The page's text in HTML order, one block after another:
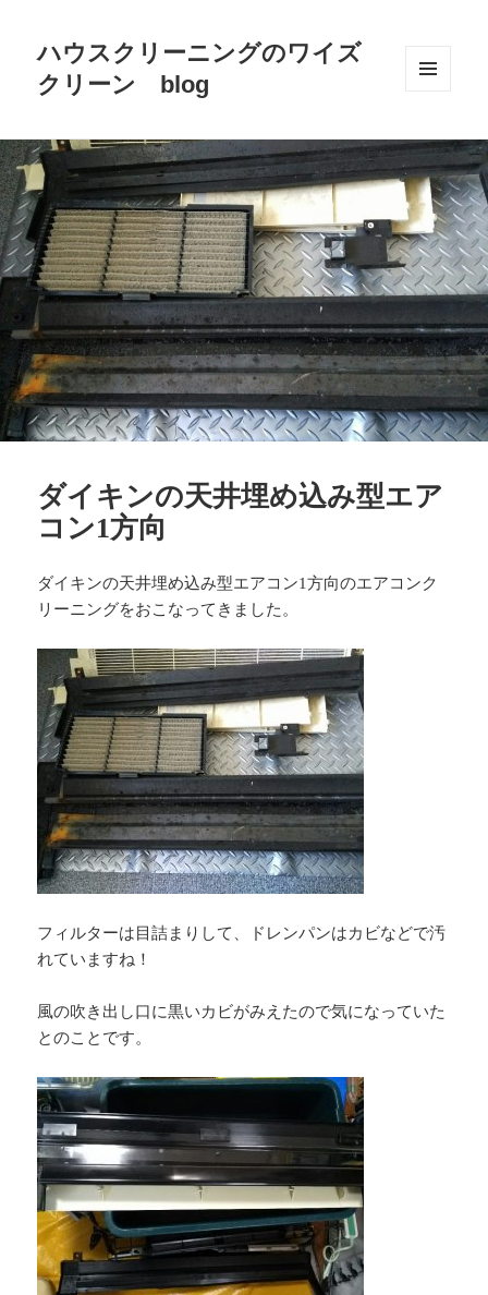
ハウスクリーニングのワイズ
クリーン blog
ィジェ
ット
ダイキンの天井埋め込み型エア
コン1方向
ダイキンの天井埋め込み型エアコン1方向のエアコンク
リーニングをおこなってきました。
フィルターは目詰まりして、ドレンパンはカビなどで汚
れていますね！
風の吹き出し口に黒いカビがみえたので気になっていた
とのことです。